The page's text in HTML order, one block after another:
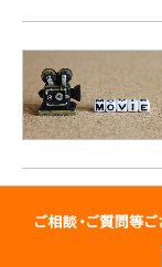
ご相談・ご質問等